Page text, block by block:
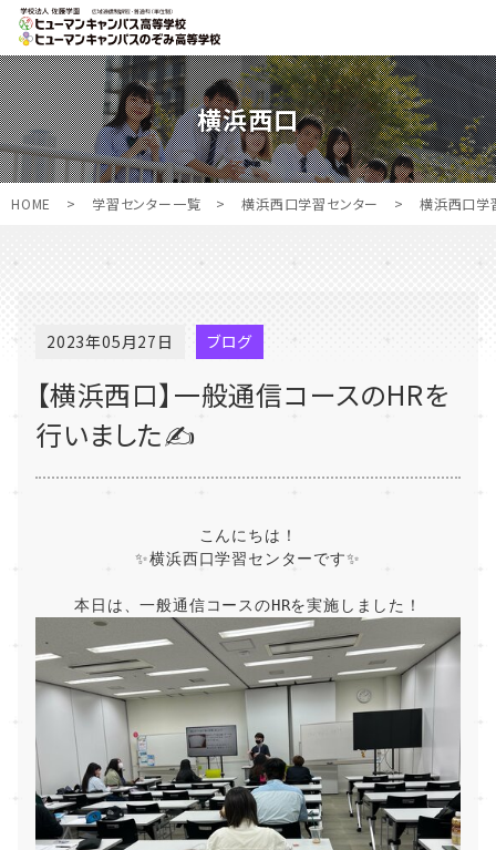
横浜西口
HOME > 学習センター一覧 > 横浜西口学習センター > 横浜西口学
2023年05月27日 ブログ
【横浜西口】一般通信コースのHRを
行いました✍
こんにちは！
✨横浜西口学習センターです✨
本日は、一般通信コースのHRを実施しました！